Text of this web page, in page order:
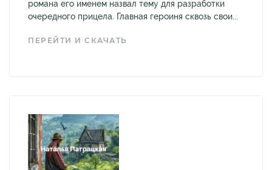
романа его именем назвал тему для разработки
очередного прицела. Главная героиня сквозь свои...
ПЕРЕЙТИ И СКАЧАТЬ